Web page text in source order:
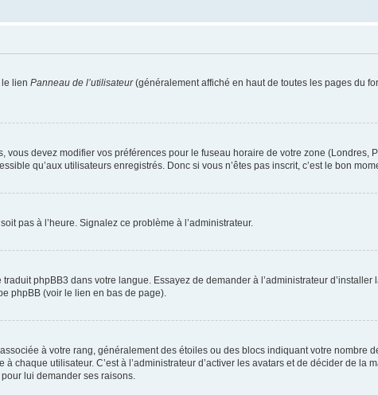
lien Panneau de l’utilisateur(généralement affiché en haut de toutes les pages du
devez modifier vos préférences pour le fuseau horaire de votre zone (Londres,
qu’aux utilisateurs enregistrés. Donc si vous n’êtes pas inscrit, c’est le bon
pas à l’heure. Signalez ce problème à l’administrateur.
phpBB3 dans votre langue. Essayez de demander à l’administrateur d’installer
phpBB (voir le lien en bas de page).
à votre rang, généralement des étoiles ou des blocs indiquant votre nombre
utilisateur. C’est à l’administrateur d’activer les avatars et de décider de la
lui demander ses raisons.